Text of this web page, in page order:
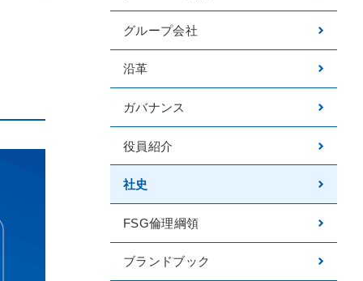
グループ会社
沿革
ガバナンス
役員紹介
社史
FSG倫理綱領
ブランドブック